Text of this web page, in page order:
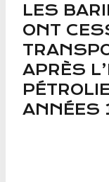
LES
ONT
APRÈS
ANNÉES